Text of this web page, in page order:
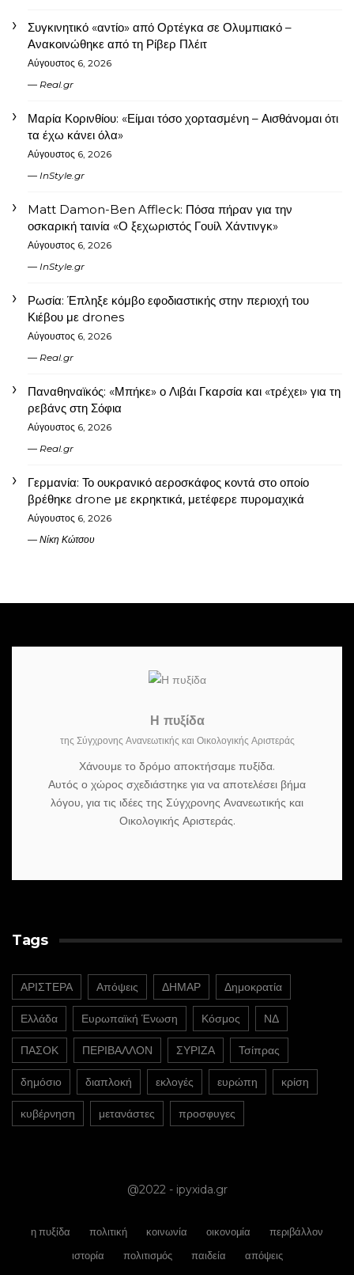
Συγκινητικό «αντίο» από Ορτέγκα σε Ολυμπιακό –
Ανακοινώθηκε από τη Ρίβερ Πλέιτ
Αύγουστος 6, 2026
Real.gr
Μαρία Κορινθίου: «Είμαι τόσο χορτασμένη – Αισθάνομαι ότι
τα έχω κάνει όλα»
Αύγουστος 6, 2026
InStyle.gr
Matt Damon-Ben Affleck: Πόσα πήραν για την
οσκαρική ταινία «Ο ξεχωριστός Γουίλ Χάντινγκ»
Αύγουστος 6, 2026
InStyle.gr
Ρωσία: Έπληξε κόμβο εφοδιαστικής στην περιοχή του
Κιέβου με drones
Αύγουστος 6, 2026
Real.gr
Παναθηναϊκός: «Μπήκε» ο Λιβάι Γκαρσία και «τρέχει» για τη
ρεβάνς στη Σόφια
Αύγουστος 6, 2026
Real.gr
Γερμανία: Το ουκρανικό αεροσκάφος κοντά στο οποίο
βρέθηκε drone με εκρηκτικά, μετέφερε πυρομαχικά
Αύγουστος 6, 2026
Νίκη Κώτσου
Η πυξίδα
της Σύγχρονης Ανανεωτικής και Οικολογικής Αριστεράς
Χάνουμε το δρόμο αποκτήσαμε πυξίδα.
Αυτός ο χώρος σχεδιάστηκε για να αποτελέσει βήμα
λόγου, για τις ιδέες της Σύγχρονης Ανανεωτικής και
Οικολογικής Αριστεράς.
Tags
ΑΡΙΣΤΕΡΑ Απόψεις ΔΗΜΑΡ Δημοκρατία
Ελλάδα Ευρωπαϊκή Ένωση Κόσμος ΝΔ
ΠΑΣΟΚ ΠΕΡΙΒΑΛΛΟΝ ΣΥΡΙΖΑ Τσίπρας
δημόσιο διαπλοκή εκλογές ευρώπη κρίση
κυβέρνηση μετανάστες προσφυγες
@2022 - ipyxida.gr
η πυξίδα πολιτική κοινωνία οικονομία
περιβάλλον
ιστορία
πολιτισμός παιδεία απόψεις